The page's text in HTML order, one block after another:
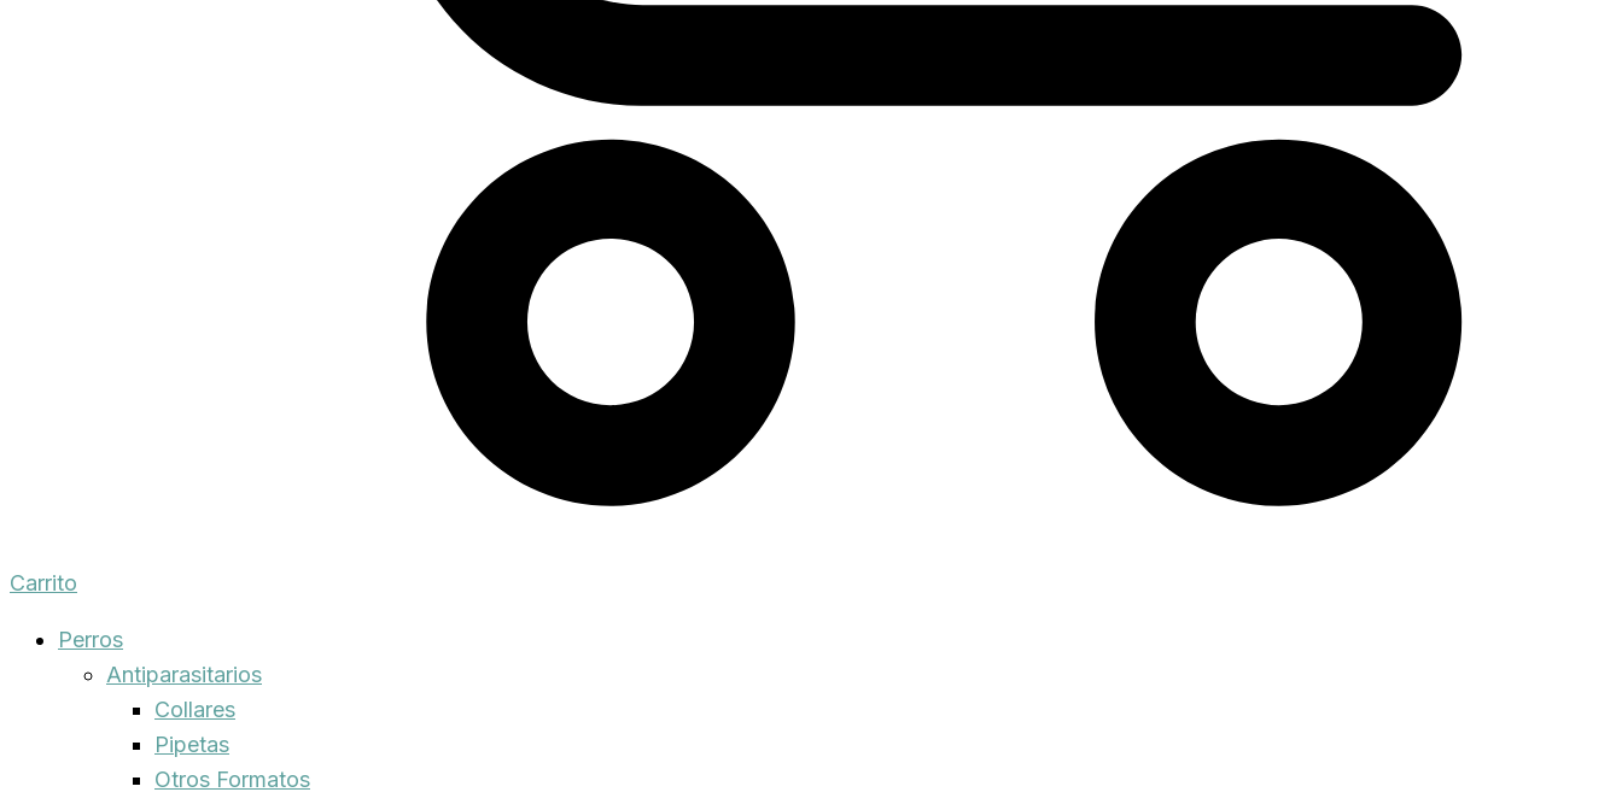
Carrito
Perros
Antiparasitarios
Collares
Pipetas
Otros Formatos